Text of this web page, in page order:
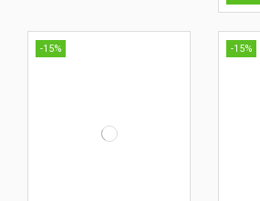
-15% -15%